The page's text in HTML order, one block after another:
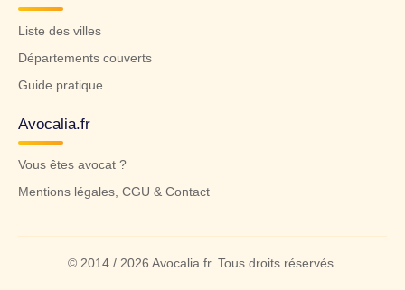
Liste des villes
Départements couverts
Guide pratique
Avocalia.fr
Vous êtes avocat ?
Mentions légales, CGU & Contact
© 2014 / 2026 Avocalia.fr. Tous droits réservés.